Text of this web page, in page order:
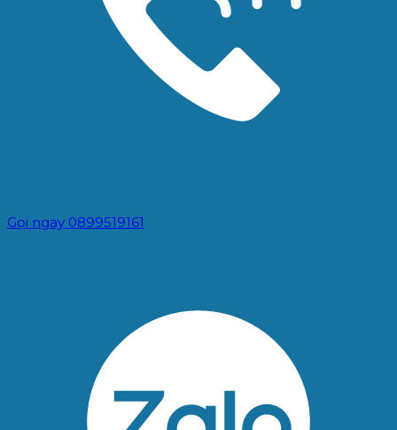
Gọi ngay 0899519161